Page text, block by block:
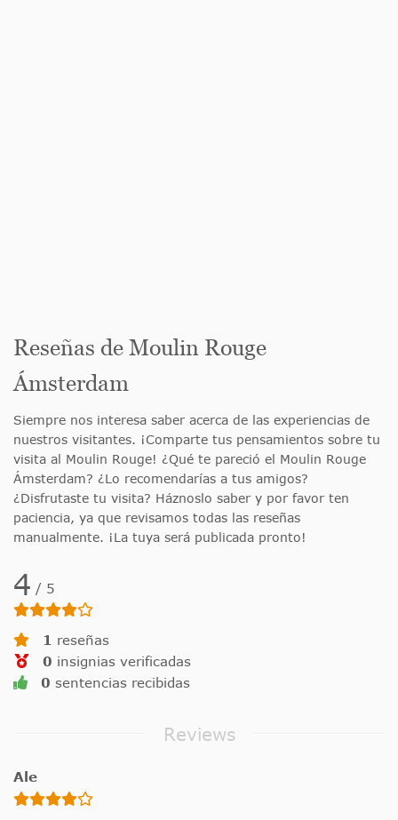
Reseñas de Moulin Rouge
Ámsterdam
Siempre nos interesa saber acerca de las experiencias de
nuestros visitantes. ¡Comparte tus pensamientos sobre tu
visita al Moulin Rouge! ¿Qué te pareció el Moulin Rouge
Ámsterdam? ¿Lo recomendarías a tus amigos?
¿Disfrutaste tu visita? Háznoslo saber y por favor ten
paciencia, ya que revisamos todas las reseñas
manualmente. ¡La tuya será publicada pronto!
Reviews
Ale
4 / 5
1 reseñas
0 insignias verificadas
0 sentencias recibidas